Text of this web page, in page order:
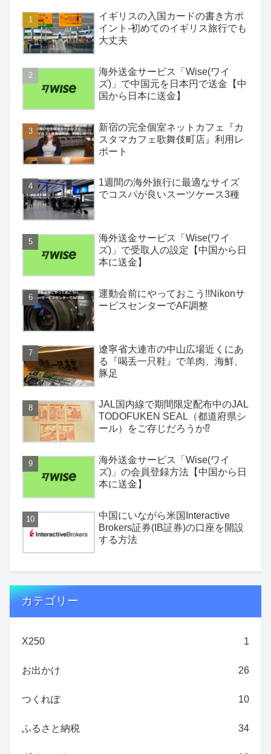
イギリスの入国カードの書き方ポ
イント-初めてのイギリス旅行でも
大丈夫
海外送金サービス「Wise(ワイ
ズ)」で中国元を日本円で送金【中
国から日本に送金】
新宿の完全個室ネットカフェ『カ
スタマカフェ歌舞伎町店』利用レ
ポート
1週間の海外旅行に最適なサイズ
でコスパが良いスーツケース3種
海外送金サービス「Wise(ワイ
ズ)」で受取人の設定【中国から日
本に送金】
運動会前にやっておこう!!Nikonサ
ービスセンターでAF調整
遼寧省大連市の中山広場近くにあ
る『喝丢一只鞋』で羊肉、海鮮、
豚足
JAL国内線で期間限定配布中のJAL
TODOFUKEN SEAL（都道府県シ
ール）をご存じだろうか⁉
海外送金サービス「Wise(ワイ
ズ)」の会員登録方法【中国から日
本に送金】
中国にいながら米国Interactive
Brokers証券(IB証券)の口座を開設
する方法
カテゴリー
X250 1
お出かけ 26
つくれぽ 10
ふるさと納税 34